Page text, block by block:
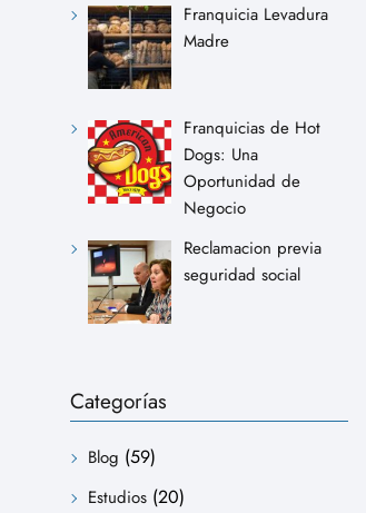
Franquicia Levadura
Madre
Franquicias de Hot
Dogs: Una
Oportunidad de
Negocio
Reclamacion previa
seguridad social
Categorías
Blog (59)
Estudios(20)